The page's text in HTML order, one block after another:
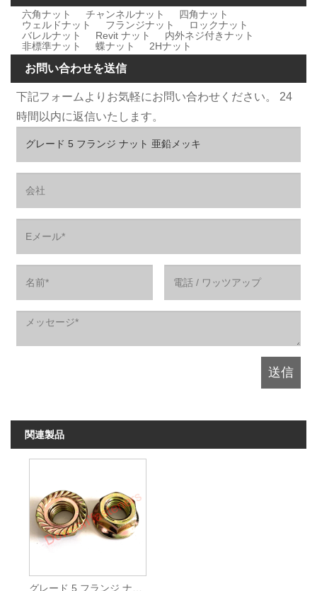
六角ナット
チャンネルナット
四角ナット
ウェルドナット
フランジナット
ロックナット
バレルナット
Revit ナット
内外ネジ付きナット
非標準ナット
蝶ナット 2Hナット
お問い合わせを送信
下記フォームよりお気軽にお問い合わせください。 24
時間以内に返信いたします。
関連製品